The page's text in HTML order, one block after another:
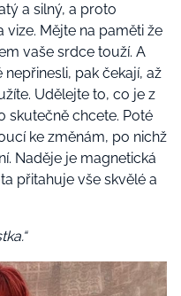
a silný, a proto
vize. Mějte na paměti že
vaše srdce touží. A
pak čekají, až
Udělejte to, co je z
skutečně chcete. Poté
ke změnám, po nichž
Naděje je magnetická
přitahuje vše skvělé a